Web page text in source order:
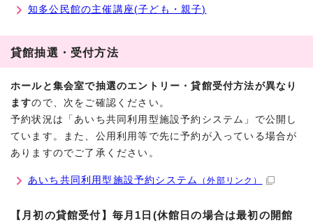
知多公民館の主催講座(子ども・親子)
貸館抽選・受付方法
ホールと集会室で抽選のエントリー・貸館受付方法が異なり
ますので、次をご確認ください。
予約状況は「あいち共同利用型施設予約システム」で公開し
ています。また、公用利用等で先に予約が入っている場合が
ありますのでご了承ください。
あいち共同利用型施設予約システム （外部リンク）
【月初の貸館受付】毎月1日(休館日の場合は最初の開館